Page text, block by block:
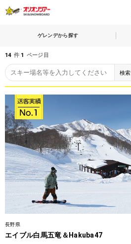
ゲレンデから探す
14 件 1 ページ目
検索
長野県
エイブル白馬五竜＆Hakuba47